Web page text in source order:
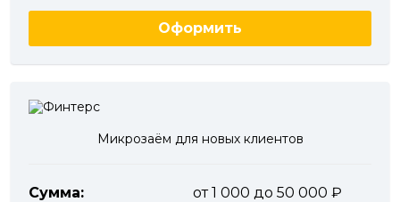
Оформить
Микрозаём для новых клиентов
Сумма:
от 1 000 до 50 000